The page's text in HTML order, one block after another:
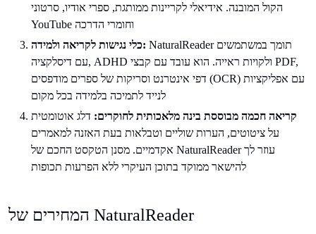
הקול המובנה. אידיאלי לקריינות ממותגת, ספרי אודיו, סרטוני
YouTube וחומרי הדרכה
כלי נגישות לקריאה ולמידה: NaturalReader תומך במשתמשים
עם דיסלקציה, ADHD ולקויות ראייה. הוא עובד עם קבצי PDF,
דפי אינטרנט וסריקות של ספרים מודפסים (OCR) עם אפליקציות
לנייד לתמיכה בלמידה בכל מקום
קריאה חכמה מבוססת בינה מלאכותית לחוקרים: דלג אוטומטית
על ציטוטים, הערות שוליים וטבלאות בעת האזנה למאמרים
אקדמיים. מסנן הטקסט החכם של NaturalReader עוזר לך
להישאר ממוקד בתוכן העיקרי ללא הפרעות תכופות
המחירים של NaturalReader